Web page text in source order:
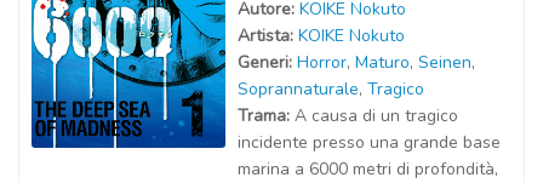
Autore: KOIKE Nokuto
Artista: KOIKE Nokuto
Generi: Horror, Maturo, Seinen,
Soprannaturale, Tragico
Trama: A causa di un tragico
incidente presso una grande base
marina a 6000 metri di profondità,